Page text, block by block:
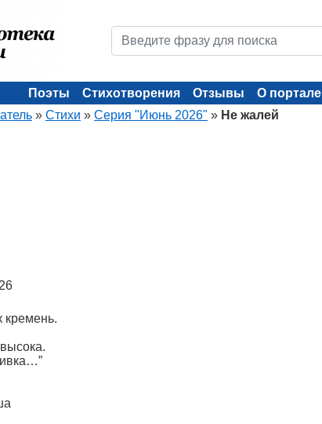
Поэты Стихотворения Отзывы О портале
» Стихи » Серия "Июнь 2026" » Не жалей
кремень.